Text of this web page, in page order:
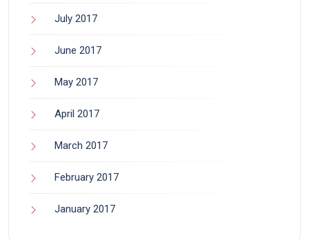
July 2017
June 2017
May 2017
April 2017
March 2017
February 2017
January 2017